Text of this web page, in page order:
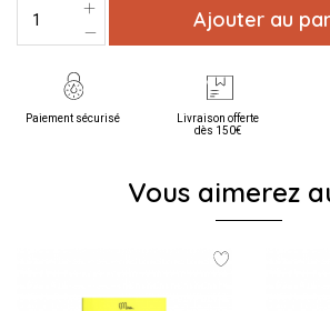
Ajouter au
Paiement sécurisé
Livraison offerte
dès 150€
Vous aimerez